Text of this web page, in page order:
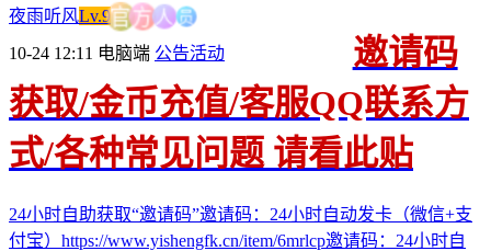
夜雨听风Lv.9官 方人员
10-24 12:11 电脑端 公告活动
邀请码
获取/金币充值/客服QQ联系方
式/各种常见问题 请看此贴
24小时自助获取“邀请码”邀请码：24小时自动发卡（微信+支
付宝）https://www.yishengfk.cn/item/6mrlcp邀请码：24小时自